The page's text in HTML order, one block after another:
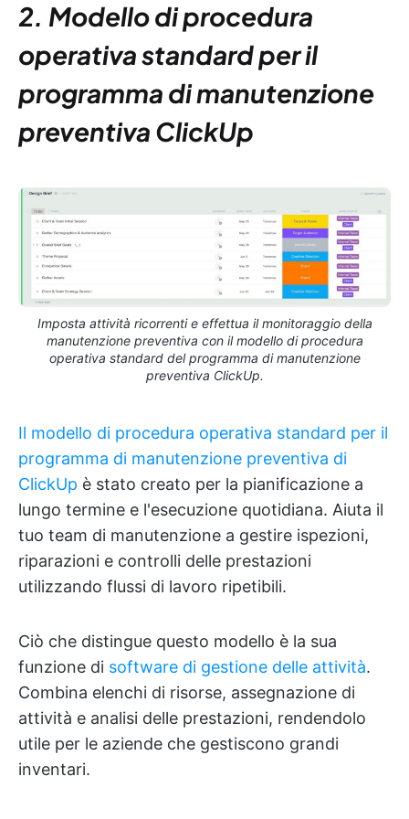
2. Modello di procedura
operativa standard per il
programma di manutenzione
preventiva ClickUp
Imposta attività ricorrenti e effettua il monitoraggio della
manutenzione preventiva con il modello di procedura
operativa standard del programma di manutenzione
preventiva ClickUp.
Il modello di procedura operativa standard per il
programma di manutenzione preventiva di
ClickUp è stato creato per la pianificazione a
lungo termine e l'esecuzione quotidiana. Aiuta il
tuo team di manutenzione a gestire ispezioni,
riparazioni e controlli delle prestazioni
utilizzando flussi di lavoro ripetibili.
Ciò che distingue questo modello è la sua
funzione di software di gestione delle attività.
Combina elenchi di risorse, assegnazione di
attività e analisi delle prestazioni, rendendolo
utile per le aziende che gestiscono grandi
inventari.